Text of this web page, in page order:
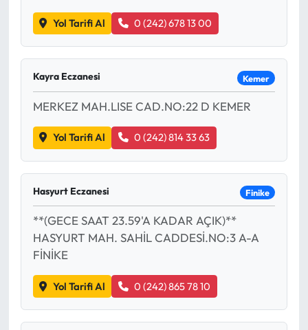
Yol Tarifi Al 0 (242) 678 13 00
Kayra Eczanesi Kemer
MERKEZ MAH.LISE CAD.NO:22 D KEMER
Yol Tarifi Al 0 (242) 814 33 63
Hasyurt Eczanesi Finike
**(GECE SAAT 23.59'A KADAR AÇIK)**
HASYURT MAH. SAHİL CADDESİ.NO:3 A-A
FİNİKE
Yol Tarifi Al 0 (242) 865 78 10